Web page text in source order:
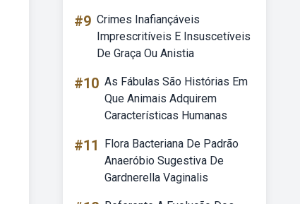
#9 Crimes Inafiançáveis
Imprescritíveis E Insuscetíveis
De Graça Ou Anistia
#10 As Fábulas São Histórias Em
Que Animais Adquirem
Características Humanas
#11
Flora Bacteriana De Padrão
Anaeróbio Sugestiva De
Gardnerella Vaginalis